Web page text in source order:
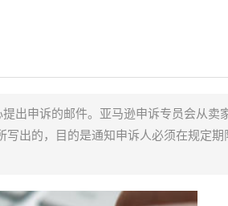
出申诉的邮件。亚马逊申诉专员会从卖
出的，目的是通知申诉人必须在规定期